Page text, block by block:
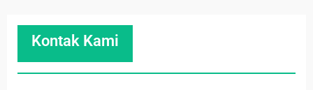
Kontak Kami